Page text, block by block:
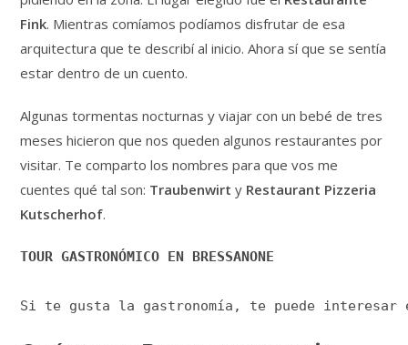
Fink. Mientras comíamos podíamos disfrutar de esa
arquitectura que te describí al inicio. Ahora sí que se sentía
estar dentro de un cuento.
Algunas tormentas nocturnas y viajar con un bebé de tres
meses hicieron que nos queden algunos restaurantes por
visitar. Te comparto los nombres para que vos me
cuentes qué tal son: Traubenwirty Restaurant Pizzeria
Kutscherhof.
TOUR GASTRONÓMICO EN BRESSANONE
Si te gusta la gastronomía, te puede